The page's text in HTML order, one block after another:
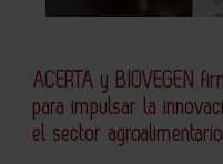
ACERTA y BIOVEGEN
para impulsar la
el sector agroalimentario